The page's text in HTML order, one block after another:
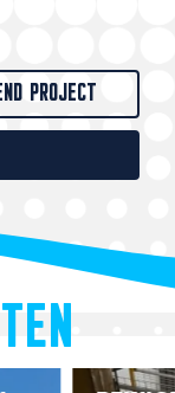
PROJECT